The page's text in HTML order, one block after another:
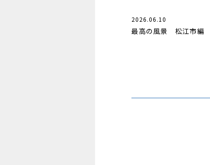
2026.06.10
最高の風景 松江市編